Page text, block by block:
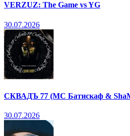
VERZUZ: The Game vs YG
30.07.2026
СКВАДЪ 77 (МС Батискаф &
30.07.2026